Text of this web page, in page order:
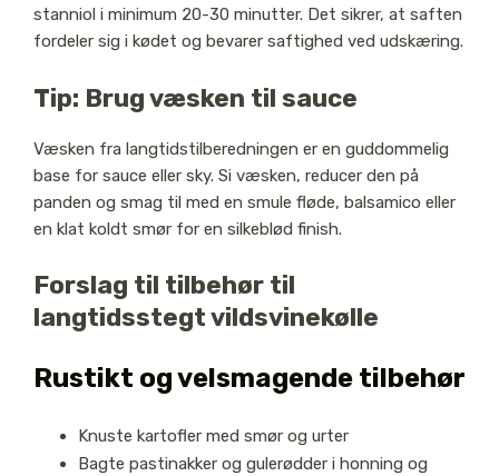
stanniol i minimum 20-30 minutter. Det sikrer, at saften
fordeler sig i kødet og bevarer saftighed ved udskæring.
Tip: Brug væsken til sauce
Væsken fra langtidstilberedningen er en guddommelig
base for sauce eller sky. Si væsken, reducer den på
panden og smag til med en smule fløde, balsamico eller
en klat koldt smør for en silkeblød finish.
Forslag til tilbehør til
langtidsstegt vildsvinekølle
Rustikt og velsmagende tilbehør
Knuste kartofler med smør og urter
Bagte pastinakker og gulerødder i honning og